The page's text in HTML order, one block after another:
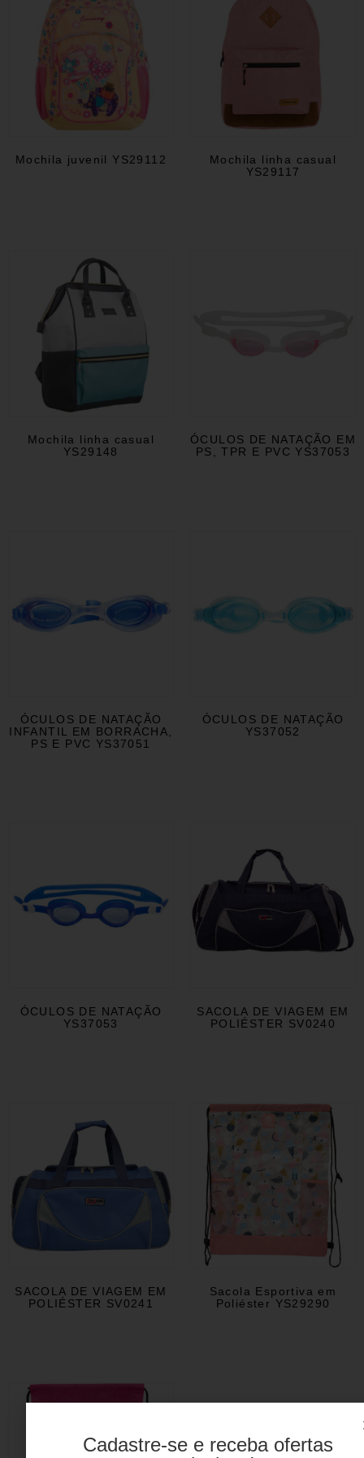
Mochila juvenil YS29112
Mochila linha casual
YS29117
Mochila linha casual
YS29148
ÓCULOS DE NATAÇÃO EM
PS, TPR E PVC YS37053
ÓCULOS DE NATAÇÃO
INFANTIL EM BORRACHA,
PS E PVC YS37051
ÓCULOS DE NATAÇÃO
YS37052
ÓCULOS DE NATAÇÃO
YS37053
SACOLA DE VIAGEM EM
POLIÉSTER SV0240
SACOLA DE VIAGEM EM
POLIÉSTER SV0241
Sacola Esportiva em
Poliéster YS29290
Cadastre-se e receba ofertas